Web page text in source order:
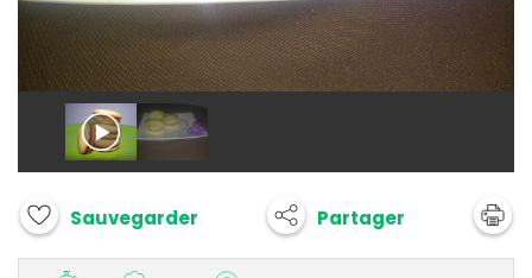
Sauvegarder Partager